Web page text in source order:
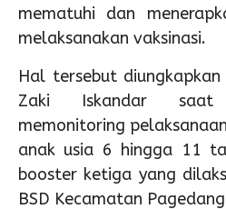
mematuhi dan
melaksanakan vaksinasi.
Hal tersebut
Zaki Iskandar saat
memonitoring
anak usia 6 hingga 11
booster ketiga yang
BSD Kecamatan